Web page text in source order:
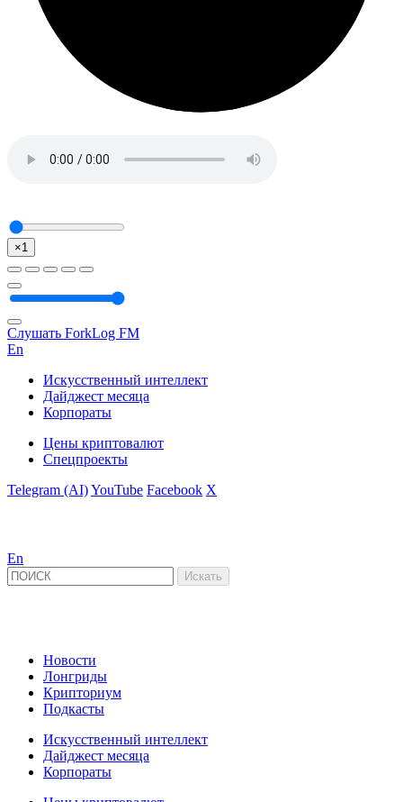
×1
Слушать ForkLog FM
En
Искусственный интеллект
Дайджест месяца
Корпораты
Цены криптовалют
Спецпроекты
Telegram (AI)YouTube Facebook X
En
Новости
Лонгриды
Крипториум
Подкасты
Искусственный интеллект
Дайджест месяца
Корпораты